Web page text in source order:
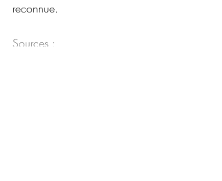
reconnue.
Sources :